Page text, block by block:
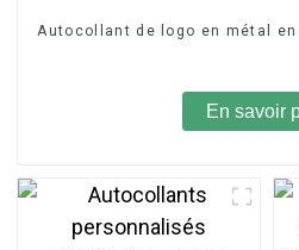
Autocollant de logo en métal
En savoir